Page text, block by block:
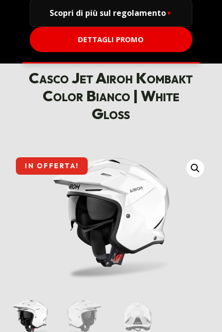
Scopri di più sul regolamento
DETTAGLI PROMO
Casco Jet Airoh Kombakt
Color Bianco | White
Gloss
IN OFFERTA!